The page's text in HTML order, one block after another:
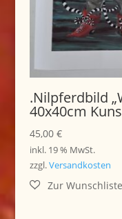
.Nilpferdbild
40x40cm
45,00 €
inkl. 19 % MwSt.
zzgl.Versandkosten